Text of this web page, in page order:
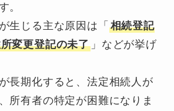
。
生じる主な原因は「 相続登記
変更登記の未了 」などが挙げ
長期化すると、法定相続人が
所有者の特定が困難になりま